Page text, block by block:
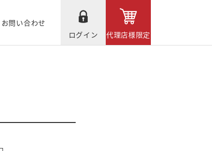
お問い合わせ
ログイン
代理店様限定